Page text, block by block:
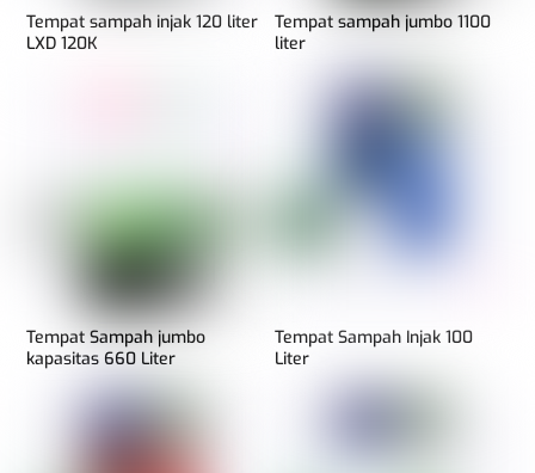
Tempat sampah injak 120 liter
LXD 120K
Tempat sampah jumbo 1100
liter
Tempat Sampah jumbo
kapasitas 660 Liter
Tempat Sampah Injak 100
Liter